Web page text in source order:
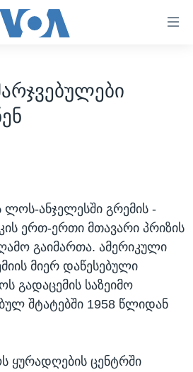
ანჯელესში გრემის -
ერთ-ერთი მთავარი პრიზის
გაიმართა. ამერიკული
მიერ დაწესებული
გადაცემის საზეიმო
შტატებში 1958 წლიდან
ყურადღების ცენტრში